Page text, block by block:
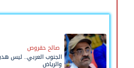
صالح حقروص
الجنوب العربي.. ليس
والرياض